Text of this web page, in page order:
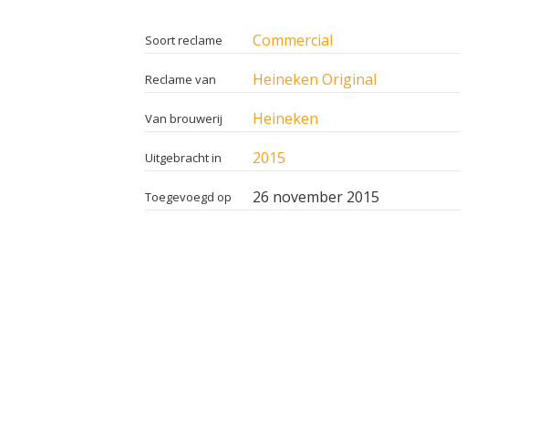
Soort reclame Commercial
Reclame van Heineken Original
Van brouwerij Heineken
Uitgebracht in 2015
Toegevoegd op 26 november 2015